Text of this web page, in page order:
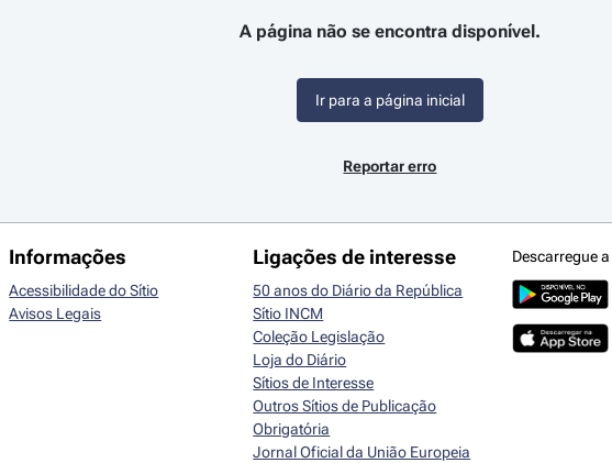
A página não se encontra disponível.
Ir para a página inicial
Reportar erro
Informações
Acessibilidade do Sítio
Avisos Legais
Ligações de interesse
50 anos do Diário da República
Sítio INCM
Coleção Legislação
Loja do Diário
Sítios de Interesse
Outros Sítios de Publicação
Obrigatória
Jornal Oficial da União Europeia
Descarregue